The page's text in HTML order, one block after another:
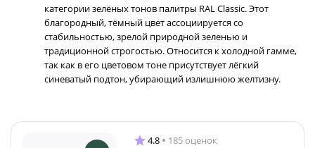
категории зелёных тонов палитры RAL Classic. Этот
благородный, тёмный цвет ассоциируется со
стабильностью, зрелой природной зеленью и
традиционной строгостью. Относится к холодной гамме,
так как в его цветовом тоне присутствует лёгкий
синеватый подтон, убирающий излишнюю желтизну.
4.8 185 оценок